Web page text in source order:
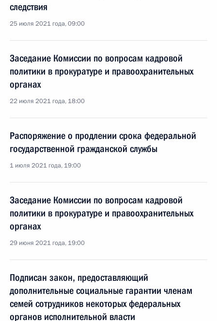
следствия
25 июля 2021 года, 09:00
Заседание Комиссии по вопросам кадровой
политики в прокуратуре и правоохранительных
органах
22 июля 2021 года, 18:00
Распоряжение о продлении срока федеральной
государственной гражданской службы
1 июля 2021 года, 19:00
Заседание Комиссии по вопросам кадровой
политики в прокуратуре и правоохранительных
органах
29 июня 2021 года, 19:00
Подписан закон, предоставляющий
дополнительные социальные гарантии членам
семей сотрудников некоторых федеральных
органов исполнительной власти